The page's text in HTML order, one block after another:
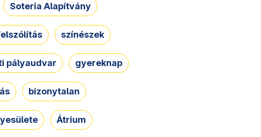
Soteria Alapítvány
színészek
pályaudvar gyereknap
bizonytalan
Átrium